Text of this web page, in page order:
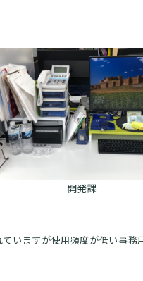
開発課
ていますが使用頻度が低い事務